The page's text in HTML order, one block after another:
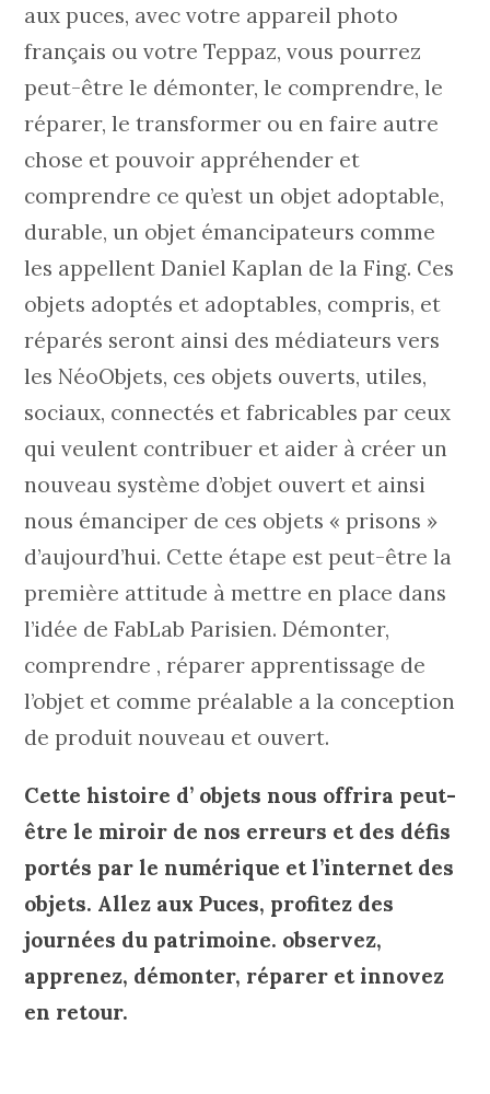
aux puces, avec votre appareil photo
français ou votre Teppaz, vous pourrez
peut-être le démonter, le comprendre, le
réparer, le transformer ou en faire autre
chose et pouvoir appréhender et
comprendre ce qu’est un objet adoptable,
durable, un objet émancipateurs comme
les appellent Daniel Kaplan de la Fing. Ces
objets adoptés et adoptables, compris, et
réparés seront ainsi des médiateurs vers
les NéoObjets, ces objets ouverts, utiles,
sociaux, connectés et fabricables par ceux
qui veulent contribuer et aider à créer un
nouveau système d’objet ouvert et ainsi
nous émanciper de ces objets « prisons »
d’aujourd’hui. Cette étape est peut-être la
première attitude à mettre en place dans
l’idée de FabLab Parisien. Démonter,
comprendre , réparer apprentissage de
l’objet et comme préalable a la conception
de produit nouveau et ouvert.
Cette histoire d’ objets nous offrira peut-
être le miroir de nos erreurs et des défis
portés par le numérique et l’internet des
objets. Allez aux Puces, profitez des
journées du patrimoine. observez,
apprenez, démonter, réparer et innovez
en retour.